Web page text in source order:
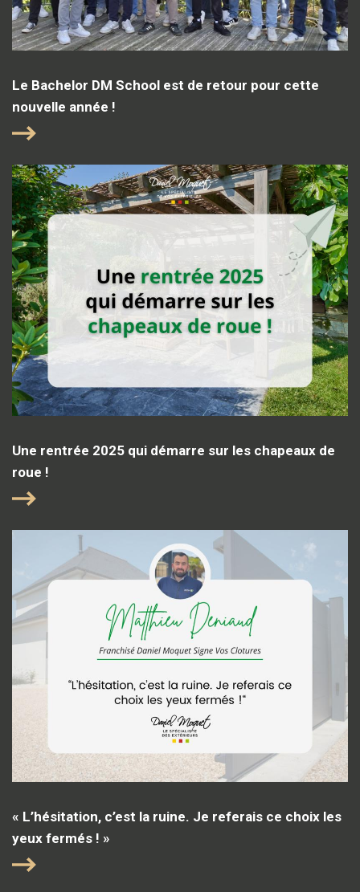
Le Bachelor DM School est de retour pour cette
nouvelle année !
Une rentrée 2025 qui démarre sur les chapeaux de
roue !
« L’hésitation, c’est la ruine. Je referais ce choix les
yeux fermés ! »